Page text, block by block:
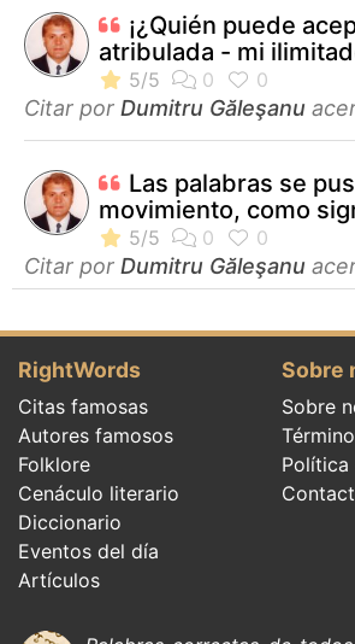
¡¿Quién puede
atribulada - mi
Citar por Dumitru Găleşanu
Las palabras se
movimiento, como
Citar por Dumitru Găleşanu
RightWords
Citas famosas
Autores famosos
Folklore
Cenáculo literario
Diccionario
Eventos del día
Artículos
Sobre
Sobre
Política